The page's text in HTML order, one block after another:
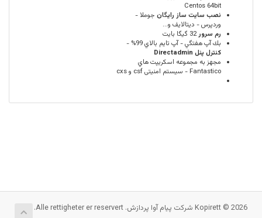
Centos 64bit
نصب سایت ساز رایگان جوملا -
وردپرس - دیتالایف و...
رم سرور32 گيگا بايت
بك آپ هفتگي - آپ تايم بالاي 99% -
كنترل پنل Directadmin
مجهز به مجموعه اسكريپت هاي
Fantastico - سیستم امنیتی csf و cxs
Kopirett © 2026 شرکت پیام آوا پردازش. Alle rettigheter er reservert.